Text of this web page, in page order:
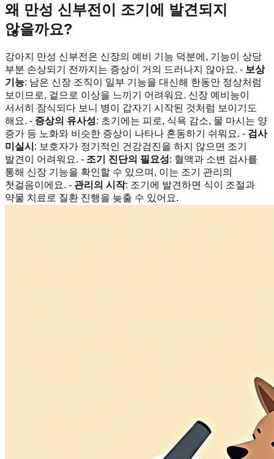
왜 만성 신부전이 조기에 발견되지
않을까요?
강아지 만성 신부전은 신장의 예비 기능 덕분에, 기능이 상당
부분 손상되기 전까지는 증상이 거의 드러나지 않아요. - 보상
기능: 남은 신장 조직이 일부 기능을 대신해 한동안 정상처럼
보이므로, 겉으로 이상을 느끼기 어려워요. 신장 예비능이
서서히 잠식되다 보니 병이 갑자기 시작된 것처럼 보이기도
해요. - 증상의 유사성: 초기에는 피로, 식욕 감소, 물 마시는 양
증가 등 노화와 비슷한 증상이 나타나 혼동하기 쉬워요. - 검사
미실시 : 보호자가 정기적인 건강검진을 하지 않으면 조기
발견이 어려워요. - 조기 진단의 필요성: 혈액과 소변 검사를
통해 신장 기능을 확인할 수 있으며, 이는 조기 관리의
첫걸음이에요. - 관리의 시작: 조기에 발견하면 식이 조절과
약물 치료로 질환 진행을 늦출 수 있어요.